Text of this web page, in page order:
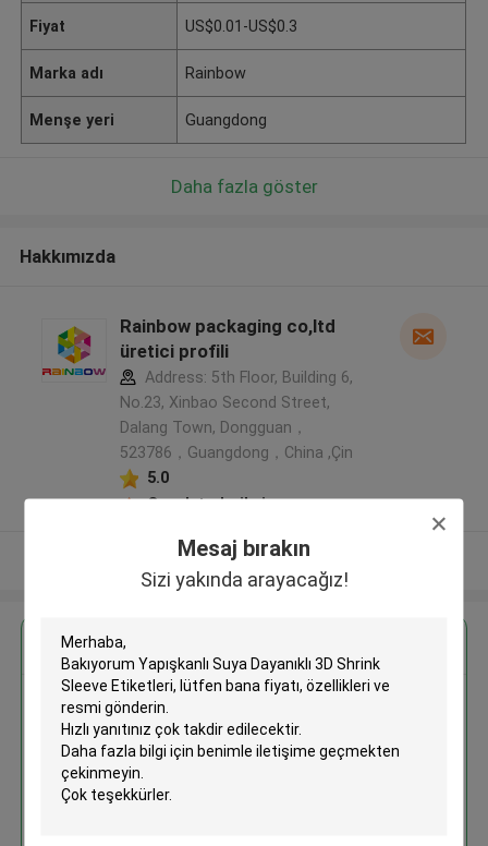
Mesaj bırakın
Sizi yakında arayacağız!
Fiyat US$0.01-US$0.3
Marka adı Rainbow
Menşe yeri Guangdong
Daha fazla göster
Hakkımızda
Rainbow packaging co,ltd
üretici profili
Address: 5th Floor, Building 6,
No.23, Xinbao Second Street,
Dalang Town, Dongguan，
523786，Guangdong，China ,Çin
5.0
Onaylı tedarikçi
Daha fazla göster
Shrink Sleeve Etiketleri